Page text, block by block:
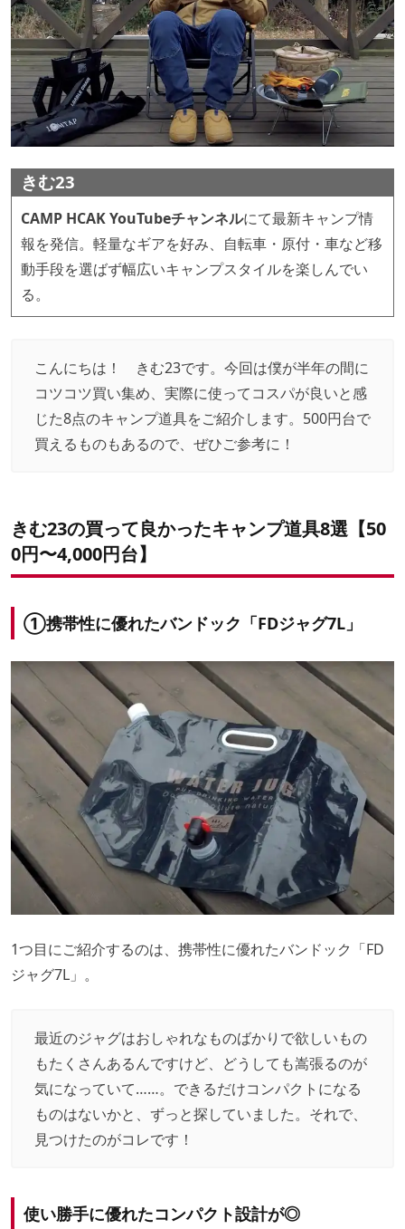
きむ23
CAMP HCAK YouTubeチャンネルにて最新キャンプ情
報を発信。軽量なギアを好み、自転車・原付・車など移
動手段を選ばず幅広いキャンプスタイルを楽しんでい
る。
こんにちは！ きむ23です。今回は僕が半年の間に
コツコツ買い集め、実際に使ってコスパが良いと感
じた8点のキャンプ道具をご紹介します。500円台で
買えるものもあるので、ぜひご参考に！
きむ23の買って良かったキャンプ道具8選【50
0円〜4,000円台】
①携帯性に優れたバンドック「FDジャグ7L」
1つ目にご紹介するのは、携帯性に優れたバンドック 「FD
ジャグ7L」。
最近のジャグはおしゃれなものばかりで欲しいもの
もたくさんあるんですけど、どうしても嵩張るのが
気になっていて……。できるだけコンパクトになる
ものはないかと、ずっと探していました。それで、
見つけたのがコレです！
使い勝手に優れたコンパクト設計が◎